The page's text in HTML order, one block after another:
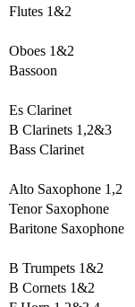
Flutes 1&2
Oboes 1&2
Bassoon
Es Clarinet
B Clarinets 1,2&3
Bass Clarinet
Alto Saxophone 1,2
Tenor Saxophone
Baritone Saxophone
B Trumpets 1&2
B Cornets 1&2